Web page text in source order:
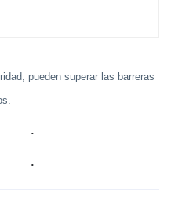
pueden superar las barreras